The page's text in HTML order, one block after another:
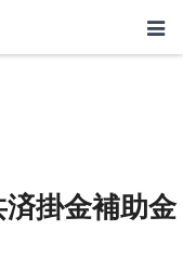
掛金補助金